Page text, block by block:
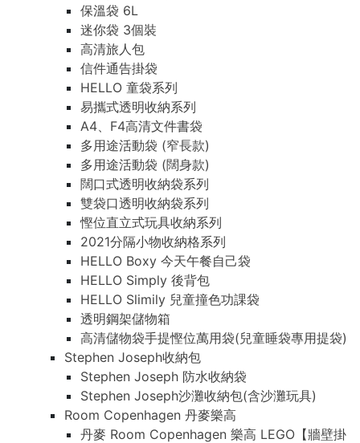
保溫袋 6L
迷你袋 3個裝
高清旅人包
信件通告掛袋
HELLO 童袋系列
易攜式透明收納系列
A4、F4高清文件書袋
多用途活動袋 (窄長款)
多用途活動袋 (闊身款)
闊口式透明收納袋系列
雙袋口透明收納袋系列
慳位直立式玩具收納系列
2021分隔小物收納格系列
HELLO Boxy 今天午餐自己袋
HELLO Simply 後背包
HELLO Slimily 兒童撞色功課袋
透明鋼架儲物箱
高清儲物袋手提慳位萬用袋(兒童睡袋專用提袋)
Stephen Joseph收納包
Stephen Joseph 防水收納袋
Stephen Joseph沙灘收納包(含沙灘玩具)
Room Copenhagen 丹麥樂高
丹麥 Room Copenhagen 樂高 LEGO【牆壁掛